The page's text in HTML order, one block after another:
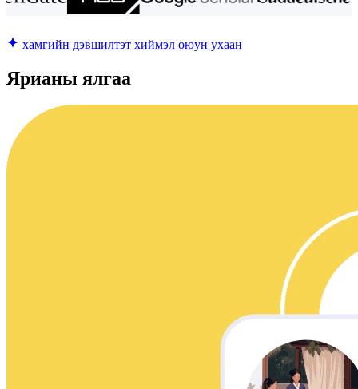
хамгийн дэвшилтэт хиймэл оюун ухаан
Ярианы ялгаа